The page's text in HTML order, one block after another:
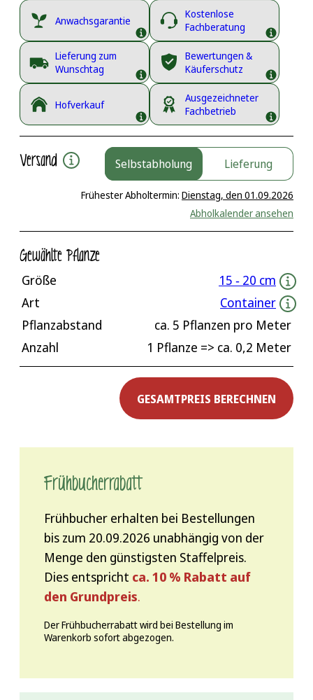
Anwachsgarantie
Kostenlose
Fachberatung
Lieferung zum
Wunschtag
Bewertungen &
Käuferschutz
Hofverkauf
Ausgezeichneter
Fachbetrieb
Versand Selbstabholung Lieferung
Frühester Abholtermin: Dienstag, den 01.09.2026
Abholkalender ansehen
Gewählte Pflanze
Größe
15 ‐ 20 cm
Art
Container
Pflanzabstand
ca. 5 Pflanzen pro Meter
Anzahl
1 Pflanze => ca. 0,2 Meter
GESAMTPREIS BERECHNEN
Frühbucher­rabatt
Frühbucher erhalten bei Bestellungen
bis zum 20.09.2026 unabhängig von der
Menge den günstigsten Staffelpreis.
Dies entspricht ca. 10 % Rabatt auf
den Grundpreis.
Der Frühbucherrabatt wird bei Bestellung im
Warenkorb sofort abgezogen.